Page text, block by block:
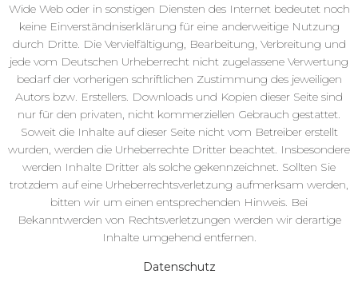
Wide Web oder in sonstigen Diensten des Internet bedeutet noch
keine Einverständniserklärung für eine anderweitige Nutzung
durch Dritte. Die Vervielfältigung, Bearbeitung, Verbreitung und
jede vom Deutschen Urheberrecht nicht zugelassene Verwertung
bedarf der vorherigen schriftlichen Zustimmung des jeweiligen
Autors bzw. Erstellers. Downloads und Kopien dieser Seite sind
nur für den privaten, nicht kommerziellen Gebrauch gestattet.
Soweit die Inhalte auf dieser Seite nicht vom Betreiber erstellt
wurden, werden die Urheberrechte Dritter beachtet. Insbesondere
werden Inhalte Dritter als solche gekennzeichnet. Sollten Sie
trotzdem auf eine Urheberrechtsverletzung aufmerksam werden,
bitten wir um einen entsprechenden Hinweis. Bei
Bekanntwerden von Rechtsverletzungen werden wir derartige
Inhalte umgehend entfernen.
Datenschutz